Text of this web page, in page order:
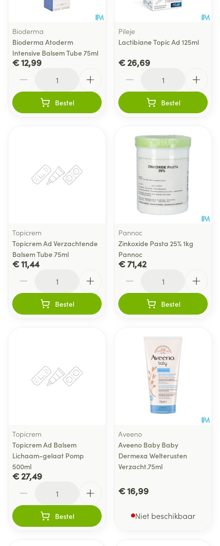
Bioderma
Bioderma Atoderm
Intensive Balsem Tube 75ml
€ 12,99
Bestel
Pileje
Lactibiane Topic Ad 125ml
€ 26,69
Bestel
Topicrem
Topicrem Ad Verzachtende
Balsem Tube 75ml
€ 11,44
Bestel
Pannoc
Zinkoxide Pasta 25% 1kg
Pannoc
€ 71,42
Bestel
Topicrem
Topicrem Ad Balsem
Lichaam-gelaat Pomp
500ml
€ 27,49
Bestel
Aveeno
Aveeno Baby Baby
Dermexa Welterusten
Verzacht.75ml
€ 16,99
Niet beschikbaar